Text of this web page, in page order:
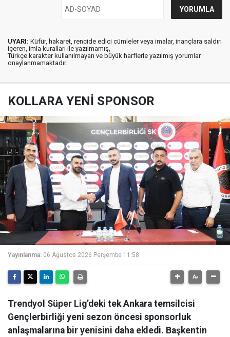
UYARI: Küfür, hakaret, rencide edici cümleler veya imalar, inançlara saldırı
içeren, imla kuralları ile yazılmamış,
Türkçe karakter kullanılmayan ve büyük harflerle yazılmış yorumlar
onaylanmamaktadır.
KOLLARA YENİ SPONSOR
Yayınlanma: 06 Ağustos 2026 Perşembe 11:58
Trendyol Süper Lig’deki tek Ankara temsilcisi
Gençlerbirliği yeni sezon öncesi sponsorluk
anlaşmalarına bir yenisini daha ekledi. Başkentin